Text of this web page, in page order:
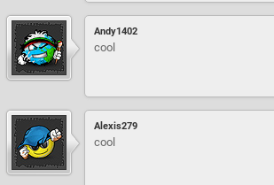
Andy1402
cool
Alexis279
cool